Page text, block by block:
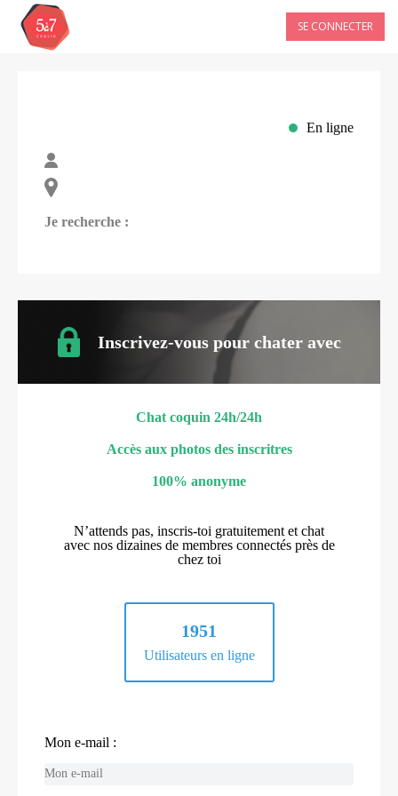
SE CONNECTER
En ligne
Je recherche :
Inscrivez-vous pour chater avec
Chat coquin 24h/24h
Accès aux photos des inscritres
100% anonyme
N’attends pas, inscris-toi gratuitement et chat
avec nos dizaines de membres connectés près de
chez toi
1951
Utilisateurs en ligne
Mon e-mail :